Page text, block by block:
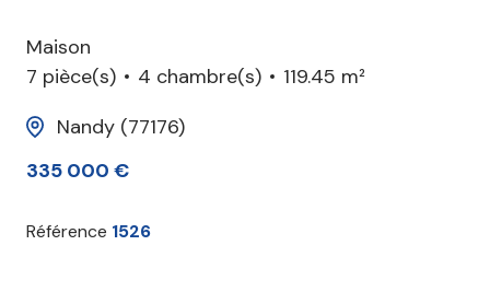
Maison
7 pièce(s)
4 chambre(s)
119.45 m²
Nandy (77176)
335 000 €
Référence 1526